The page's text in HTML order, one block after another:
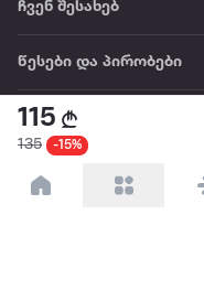
115
135 -15%
ჩვენ შესახებ
წესები და პირობები
პარტნიორებისთვის
ტრენდული